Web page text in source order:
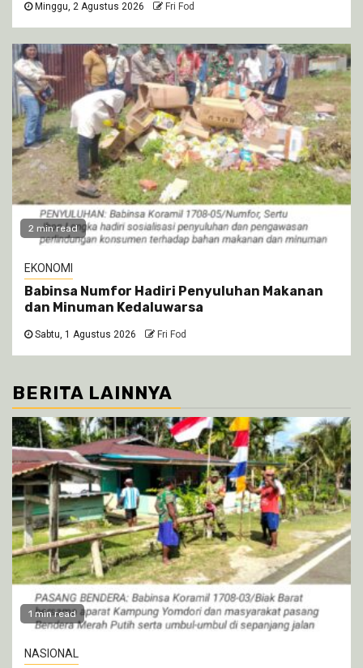
Minggu, 2 Agustus 2026 Fri Fod
2 min read
EKONOMI
Babinsa Numfor Hadiri Penyuluhan Makanan
dan Minuman Kedaluwarsa
Sabtu, 1 Agustus 2026 Fri Fod
BERITA LAINNYA
1 min read
NASIONAL